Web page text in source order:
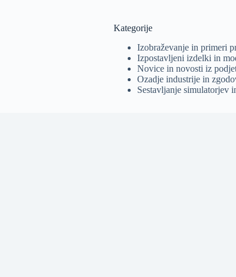
Kategorije
Izobraževanje in primeri
Izpostavljeni izdelki in
Novice in novosti iz
Ozadje industrije in
Sestavljanje simulatorjev